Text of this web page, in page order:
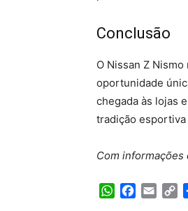
Conclusão
O Nissan Z
oportunidade
chegada às lojas
tradição esportiva
Com informações
WhatsApp
Facebook
Email